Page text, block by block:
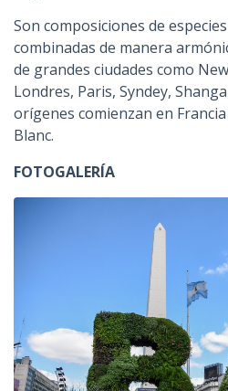
Son composiciones de
combinadas de manera
de grandes ciudades como
Londres, Paris, Syndey,
orígenes comienzan en
Blanc.
FOTOGALERÍA